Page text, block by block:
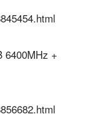
6400MHz +